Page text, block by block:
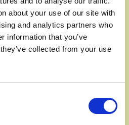
about your use of our site with
and analytics partners who
information that you’ve
collected from your use
ACCONSENTO al trattamento dei dati